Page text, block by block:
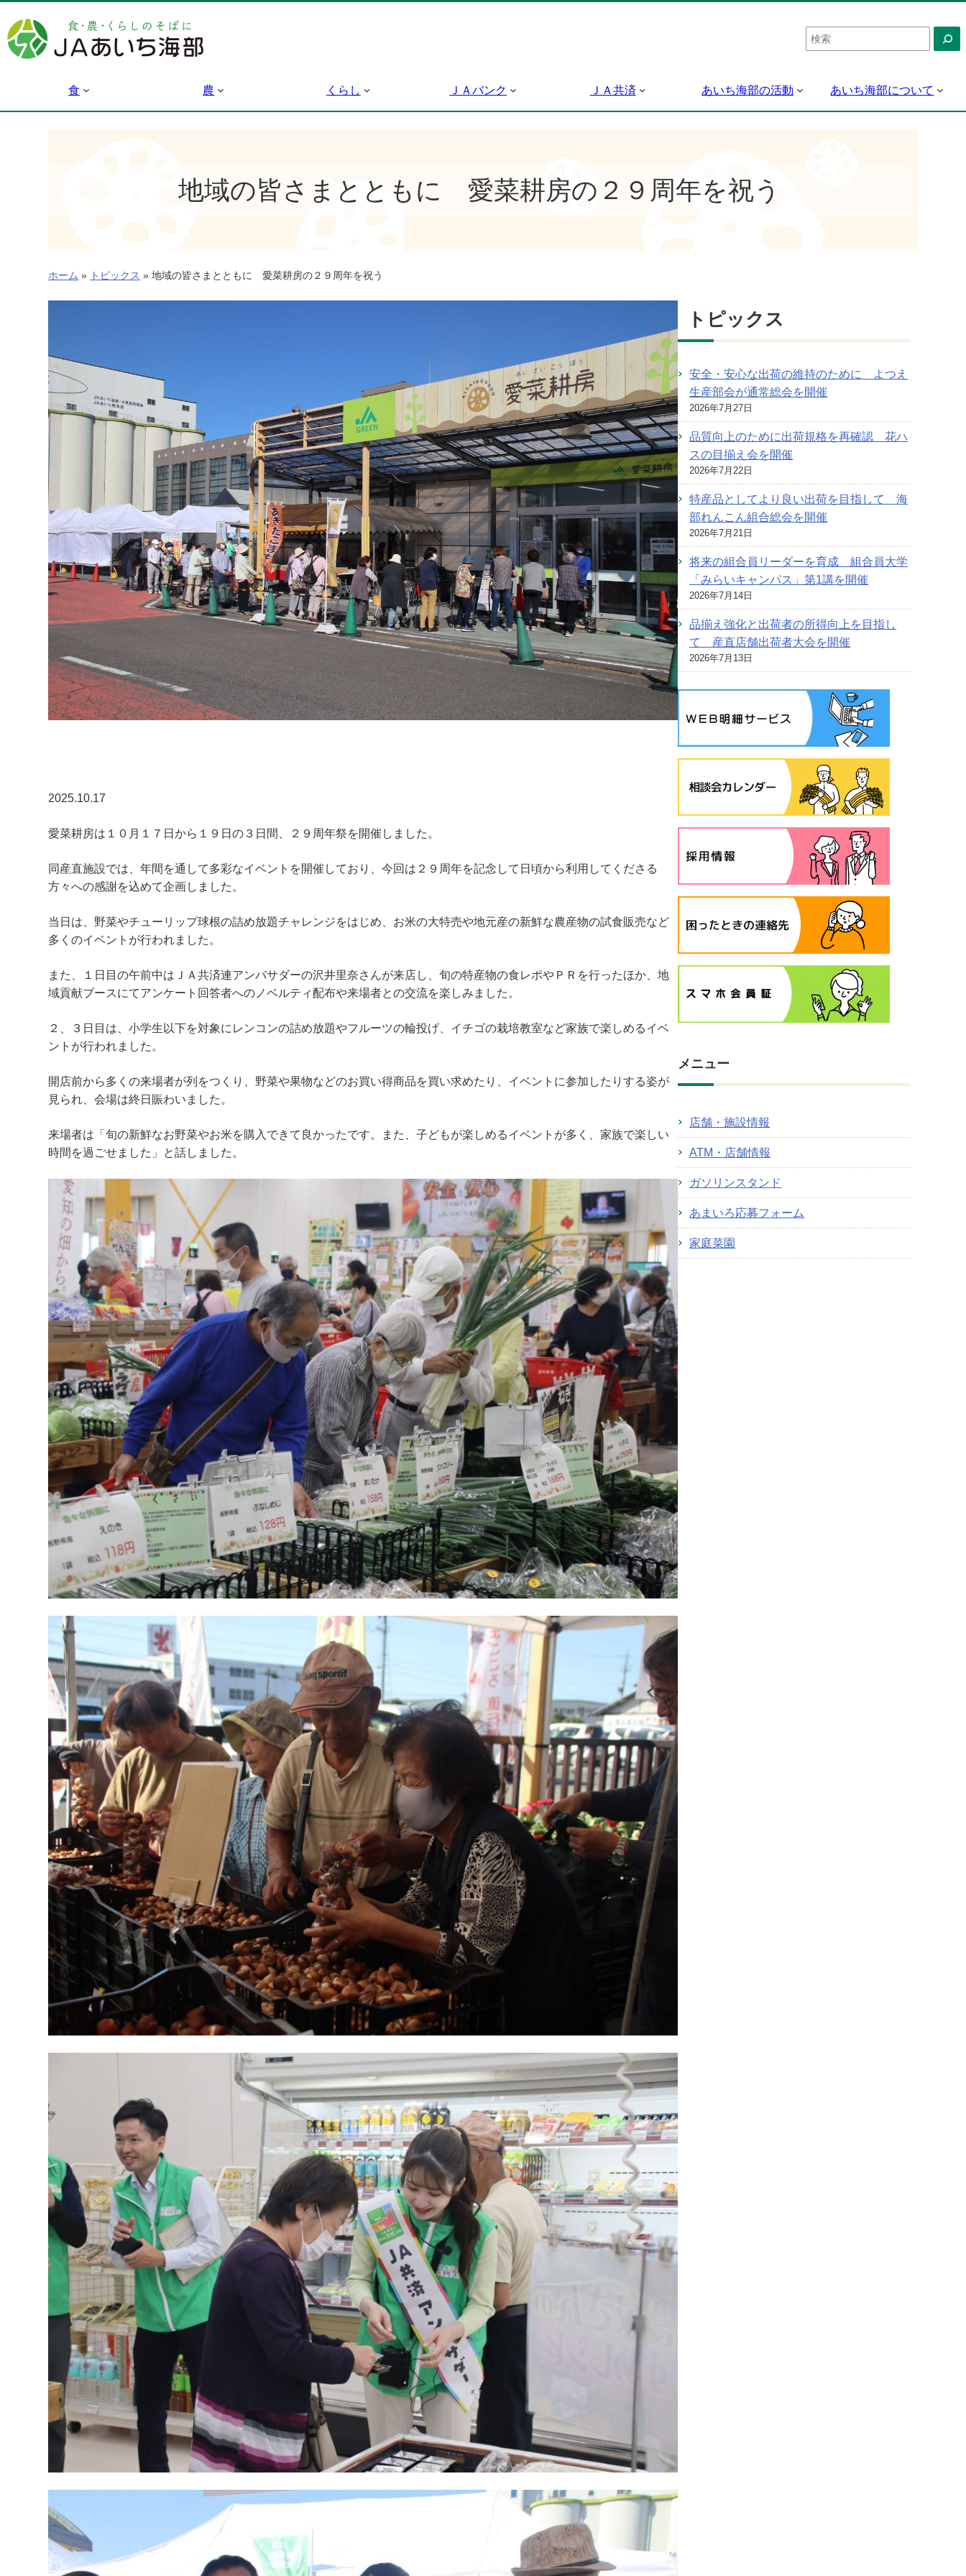
容
を
検
索
食 農 くらし ＪＡバンク ＪＡ共済 あいち海部の活動 あいち海部について
地域の皆さまとともに 愛菜耕房の２９周年を祝う
ホーム » トピックス » 地域の皆さまとともに 愛菜耕房の２９周年を祝う
2025.10.17
愛菜耕房は１０月１７日から１９日の３日間、２９周年祭を開催しました。
同産直施設では、年間を通して多彩なイベントを開催しており、今回は２９周年を記念して日頃から利用してくださる
方々への感謝を込めて企画しました。
当日は、野菜やチューリップ球根の詰め放題チャレンジをはじめ、お米の大特売や地元産の新鮮な農産物の試食販売など
多くのイベントが行われました。
また、１日目の午前中はＪＡ共済連アンバサダーの沢井里奈さんが来店し、旬の特産物の食レポやＰＲを行ったほか、地
域貢献ブースにてアンケート回答者へのノベルティ配布や来場者との交流を楽しみました。
２、３日目は、小学生以下を対象にレンコンの詰め放題やフルーツの輪投げ、イチゴの栽培教室など家族で楽しめるイベ
ントが行われました。
開店前から多くの来場者が列をつくり、野菜や果物などのお買い得商品を買い求めたり、イベントに参加したりする姿が
見られ、会場は終日賑わいました。
来場者は「旬の新鮮なお野菜やお米を購入できて良かったです。また、子どもが楽しめるイベントが多く、家族で楽しい
時間を過ごせました」と話しました。
トピックス
安全・安心な出荷の維持のために よつえ
生産部会が通常総会を開催
2026年7月27日
品質向上のために出荷規格を再確認 花ハ
スの目揃え会を開催
2026年7月22日
特産品としてより良い出荷を目指して 海
部れんこん組合総会を開催
2026年7月21日
将来の組合員リーダーを育成 組合員大学
「みらいキャンパス」第1講を開催
2026年7月14日
品揃え強化と出荷者の所得向上を目指し
て 産直店舗出荷者大会を開催
2026年7月13日
メニュー
店舗・施設情報
ATM・店舗情報
ガソリンスタンド
あまいろ応募フォーム
家庭菜園